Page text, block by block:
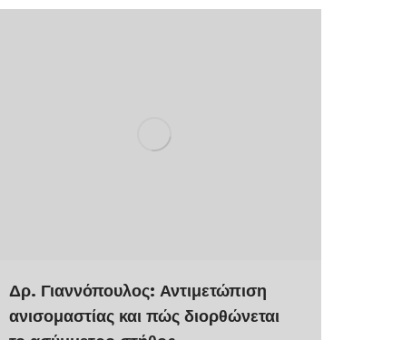
Δρ. Γιαννόπουλος: Αντιμετώπιση
ανισομαστίας και πώς διορθώνεται